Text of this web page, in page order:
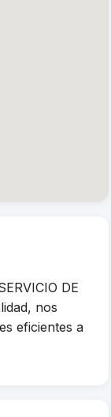
DE
nos
eficientes a